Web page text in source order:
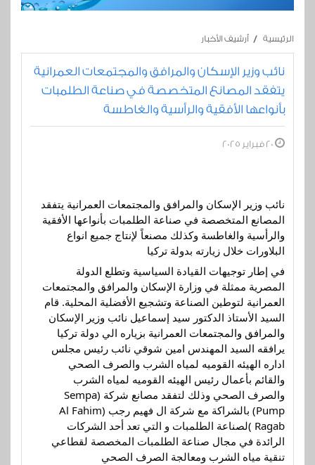
الرئيسية أرشيف الأخبار
نائب وزير الإسكان والمرافق والمجتمعات العمرانية
يتفقد المصانع المتخصصة في صناعة الطلمبات
بأنواعها الأفقية والرأسية والغاطسة
نائب وزير الإسكان والمرافق والمجتمعات العمرانية يتفقد
المصانع المتخصصة في صناعة الطلمبات بأنواعها الأفقية
والرأسية والغاطسة وكذلك مصنعاً لإنتاج جميع انواع
البلاورات خلال زيارته بدولة تركيا
في إطار توجيهات القيادة السياسية وتطلع الدولة
المصرية ممثلة في وزارة الإسكان والمرافق والمجتمعات
العمرانية لتوطين الصناعة وتشجيع الأفضلية المحلية. قام
السيد الأستاذ الدكتور سيد إسماعيل نائب وزير الإسكان
والمرافق والمجتمعات العمرانية بزياره الي دولة تركيا
يرافقه السيد المهندس امين شوقي نائب رئيس مجلس
اداره الهيئه القوميه لمياه الشرب والصرف الصحي
والقائم بأعمال رئيس الهيئه القوميه لمياه الشرب
والصرف الصحي وذلك لتفقد مصانع شركة (Sempa
Pump) بالشراكة مع شركة ال فهيم رجب (Al Fahim
Ragab )لصناعة الطلمبات و التي تعد أحد الشركات
الرائدة في مجال صناعة الطلمبات المخصصة لقطاعي
تنقية مياه الشرب ومعالجة الصرف الصحي